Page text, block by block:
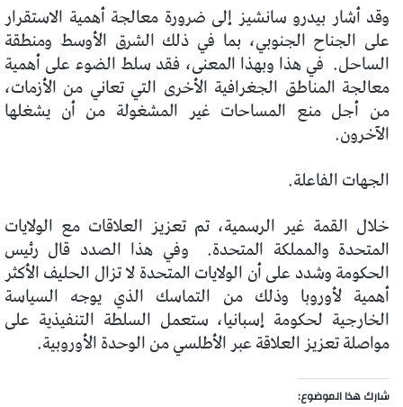
وقد أشار بيدرو سانشيز إلى ضرورة معالجة أهمية الاستقرار
على الجناح الجنوبي، بما في ذلك الشرق الأوسط ومنطقة
الساحل. في هذا وبهذا المعنى، فقد سلط الضوء على أهمية
معالجة المناطق الجغرافية الأخرى التي تعاني من الأزمات،
من أجل منع المساحات غير المشغولة من أن يشغلها
الآخرون.
الجهات الفاعلة.
خلال القمة غير الرسمية، تم تعزيز العلاقات مع الولايات
المتحدة والمملكة المتحدة. وفي هذا الصدد قال رئيس
الحكومة وشدد على أن الولايات المتحدة لا تزال الحليف الأكثر
أهمية لأوروبا وذلك من التماسك الذي يوجه السياسة
الخارجية لحكومة إسبانيا، ستعمل السلطة التنفيذية على
مواصلة تعزيز العلاقة عبر الأطلسي من الوحدة الأوروبية.
شارك هذا الموضوع: